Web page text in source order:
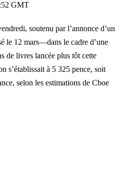
GMT
soutenu par l’annonce d’un
le 12 mars—dans le cadre d’une
de livres lancée plus tôt cette
s’établissait à 5 325 pence, soit
selon les estimations de Cboe